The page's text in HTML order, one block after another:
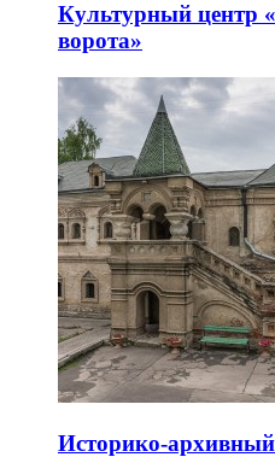
Культурный центр
ворота»
Историко-